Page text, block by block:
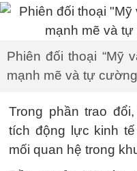
Phiên đối thoại “Mỹ
mạnh mẽ và tự
Trong phần trao
tích động lực kinh
mối quan hệ trong